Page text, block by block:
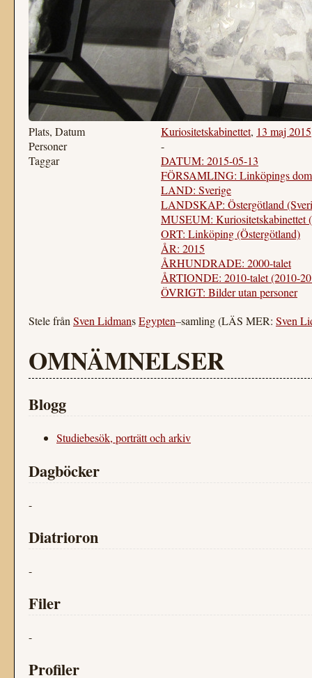
Plats, Datum Kuriositetskabinettet, 13 maj 2015
Personer
-
Taggar
DATUM: 2015-05-13
FÖRSAMLING: Linköpings
LAND: Sverige
LANDSKAP: Östergötland
MUSEUM: Kuriositetskabinettet
ORT: Linköping (Östergötland)
ÅR: 2015
ÅRHUNDRADE: 2000-talet
ÅRTIONDE: 2010-talet (2010-
ÖVRIGT: Bilder utan personer
Stele från Sven LidmansEgypten–samling (LÄS MER: Sven
OMNÄMNELSER
Blogg
Studiebesök, porträtt och arkiv
Dagböcker
-
Diatrioron
-
Filer
-
Profiler